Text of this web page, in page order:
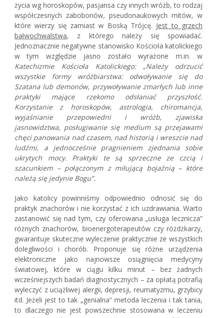
życia wg horoskopów, pasjansa czy innych wróżb, to rodzaj
współczesnych zabobonów, pseudonaukowych mitów, w
które wierzy się zamiast w Boską Trójcę. Jest to grzech
bałwochwalstwa, z którego należy się spowiadać.
Jednoznacznie negatywne stanowisko Kościoła katolickiego
w tym względzie jasno zostało wyrażone m.in. w
Katechizmie Kościoła Katolickiego: „Należy odrzucić
wszystkie formy wróżbiarstwa: odwoływanie się do
Szatana lub demonów, przywoływanie zmarłych lub inne
praktyki mające rzekomo odsłaniać przyszłość.
Korzystanie z horoskopów, astrologia, chiromancja,
wyjaśnianie przepowiedni i wróżb, zjawiska
jasnowidztwa, posługiwanie się medium są przejawami
chęci panowania nad czasem, nad historią i wreszcie nad
ludźmi, a jednocześnie pragnieniem zjednania sobie
ukrytych mocy. Praktyki te są sprzeczne ze czcią i
szacunkiem – połączonym z miłującą bojaźnią – które
należą się jedynie Bogu”.
Jako katolicy powinniśmy odpowiednio odnosić się do
praktyk znachorów i nie korzystać z ich uzdrawiania. Warto
zastanowić się nad tym, czy oferowana „usługa lecznicza”
różnych znachorów, bioenergoterapeutów czy różdżkarzy,
gwarantuje skuteczne wyleczenie praktycznie ze wszystkich
dolegliwości i chorób. Proponuje się różne urządzenia
elektroniczne jako najnowsze osiągnięcia medycyny
światowej, które w ciągu kilku minut – bez żadnych
wcześniejszych badań diagnostycznych – za opłatą potrafią
wyleczyć z uciążliwej alergii, depresji, reumatyzmu, grzybicy
itd. Jeżeli jest to tak „genialna” metoda leczenia i tak tania,
to dlaczego nie jest powszechnie stosowana w leczeniu